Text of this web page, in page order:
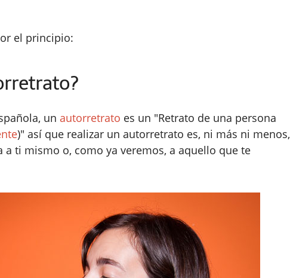
el principio:
un autorretrato es un "Retrato de una persona
)" así que realizar un autorretrato es, ni más ni menos,
a ti mismo o, como ya veremos, a aquello que te